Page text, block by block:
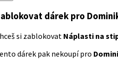
dárek pro
si zablokovat Náplasti na
dárek pak nekoupí pro